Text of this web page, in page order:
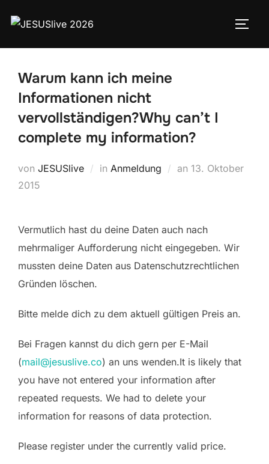
Warum kann ich meine
Informationen nicht
vervollständigen?Why can’t I
complete my information?
von JESUSlive in Anmeldung an 13. Oktober
2015
Vermutlich hast du deine Daten auch nach
mehrmaliger Aufforderung nicht eingegeben. Wir
mussten deine Daten aus Datenschutzrechtlichen
Gründen löschen.
Bitte melde dich zu dem aktuell gültigen Preis an.
Bei Fragen kannst du dich gern per E-Mail
(mail@jesuslive.co) an uns wenden.It is likely that
you have not entered your information after
repeated requests. We had to delete your
information for reasons of data protection.
Please register under the currently valid price.